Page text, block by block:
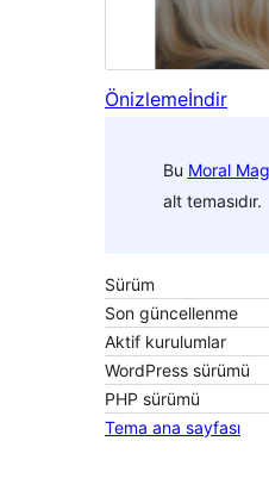
Önizlemeİndir
Bu Moral
alt temasıdır.
Sürüm
Son güncellenme
Aktif kurulumlar
WordPress sürümü
PHP sürümü
Tema ana sayfası